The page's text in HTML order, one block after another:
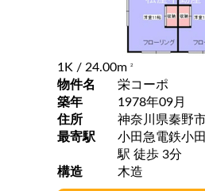
1K / 24.00m 2
物件名
栄コーポ
築年
1978年09月
住所
神奈川県秦野
最寄駅
小田急電鉄小
駅 徒歩 3分
構造
木造